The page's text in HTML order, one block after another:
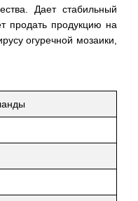
Дает стабильный
продать продукцию на
огуречной мозаики,